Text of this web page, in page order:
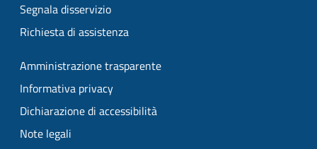
Segnala disservizio
Richiesta di assistenza
Amministrazione trasparente
Informativa privacy
Dichiarazione di accessibilità
Note legali